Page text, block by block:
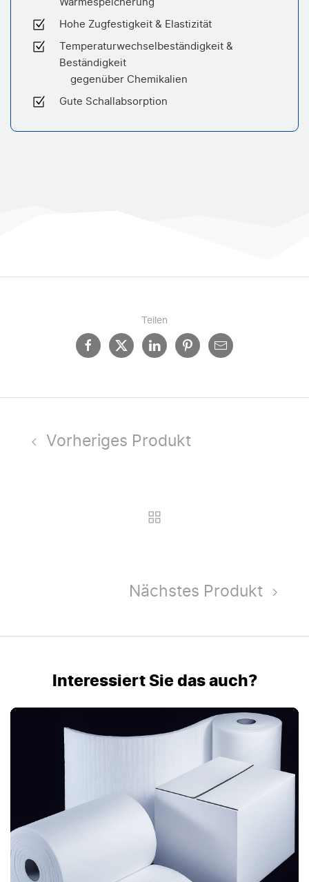
Wärmespeicherung
Hohe Zugfestigkeit & Elastizität
Temperaturwechselbeständigkeit &
Beständigkeit
gegenüber Chemikalien
Gute Schallabsorption
Teilen
Vorheriges Produkt
Nächstes Produkt
Interessiert Sie das auch?